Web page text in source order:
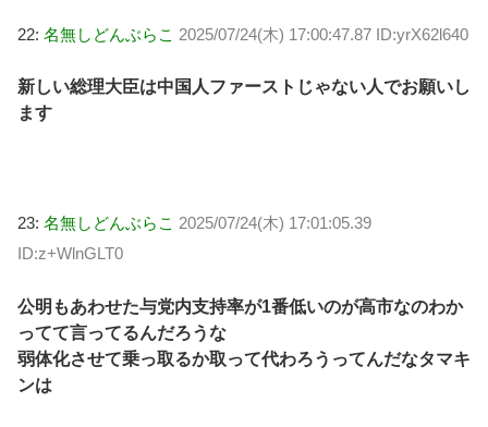
22: 名無しどんぶらこ 2025/07/24(木) 17:00:47.87 ID:yrX62l640
新しい総理大臣は中国人ファーストじゃない人でお願いし
ます
23: 名無しどんぶらこ 2025/07/24(木) 17:01:05.39
ID:z+WlnGLT0
公明もあわせた与党内支持率が1番低いのが高市なのわか
ってて言ってるんだろうな
弱体化させて乗っ取るか取って代わろうってんだなタマキ
ンは